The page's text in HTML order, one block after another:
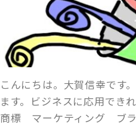
こんにちは。大賀信幸です
ます。ビジネスに応用でき
商標 マーケティング ブ